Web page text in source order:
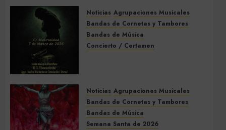
5 DE MARZO DE 2026 0
Noticias Agrupaciones Musicales
Bandas de Cornetas y Tambores
Bandas de Música
Concierto / Certamen
Noticias Agrupaciones Musicales
Bandas de Cornetas y Tambores
Bandas de Música
Semana Santa de 2026